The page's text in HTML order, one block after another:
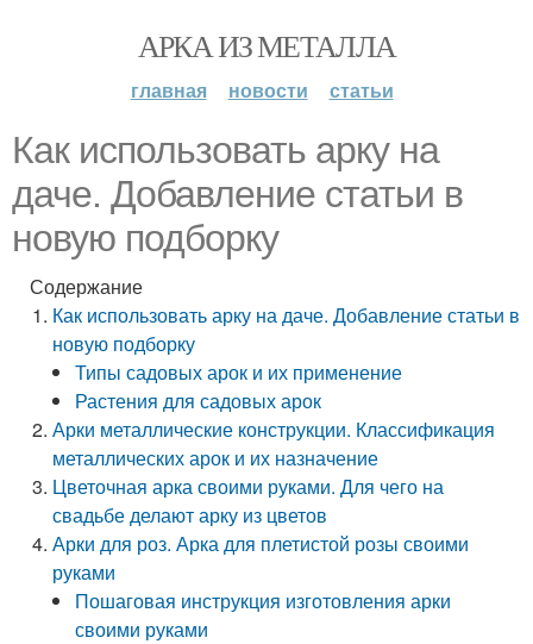
АРКА ИЗ МЕТАЛЛА
главная новости статьи
Как использовать арку на
даче. Добавление статьи в
новую подборку
Содержание
Как использовать арку на даче. Добавление статьи в
новую подборку
Типы садовых арок и их применение
Растения для садовых арок
Арки металлические конструкции. Классификация
металлических арок и их назначение
Цветочная арка своими руками. Для чего на
свадьбе делают арку из цветов
Арки для роз. Арка для плетистой розы своими
руками
Пошаговая инструкция изготовления арки
своими руками